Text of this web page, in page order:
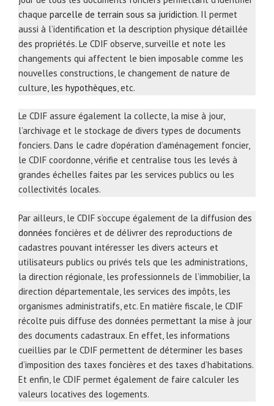
chaque parcelle de terrain sous sa juridiction. Il permet
aussi à l’identification et la description physique détaillée
des propriétés. Le CDIF observe, surveille et note les
changements qui affectent le bien imposable comme les
nouvelles constructions, le changement de nature de
culture, les hypothèques, etc.
Le CDIF assure également la collecte, la mise à jour,
l’archivage et le stockage de divers types de documents
fonciers. Dans le cadre d’opération d’aménagement foncier,
le CDIF coordonne, vérifie et centralise tous les levés à
grandes échelles faites par les services publics ou les
collectivités locales.
Par ailleurs, le CDIF s’occupe également de la diffusion des
données foncières et de délivrer des reproductions de
cadastres pouvant intéresser les divers acteurs et
utilisateurs publics ou privés tels que les administrations,
la direction régionale, les professionnels de l’immobilier, la
direction départementale, les services des impôts, les
organismes administratifs, etc. En matière fiscale, le CDIF
récolte puis diffuse des données permettant la mise à jour
des documents cadastraux. En effet, les informations
cueillies par le CDIF permettent de déterminer les bases
d’imposition des taxes foncières et des taxes d’habitations.
Et enfin, le CDIF permet également de faire calculer les
valeurs locatives des logements.